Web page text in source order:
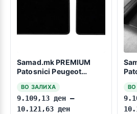
Samad.mk PREMIUM
Patosnici Peugeot
Patničko
ВО ЗАЛИХА
9.109,13 ден –
10.121,63 ден